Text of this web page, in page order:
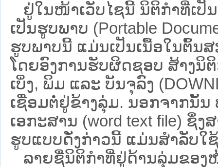
ຢູ່ໃນໜ້າ​ເວັບ​ໄຊ​ນີ້ ນິຕິກຳທີ່ເປັ
ເປັນຮູບພາບ (Portable
ຮູບພາບນີ້ ແມ່ນເປັນເນື້ອໃນຕົ້ນ
ໂດຍອົງການຮັບຜິດຊອບ ສ້າງນິ
ເບິ່ງ, ພິມ ແລະ ບັນຈຸລົງ
ເຊື່ອມຕໍ່ຢູ່ຂ້າງລຸ່ມ. ນອກຈາກນັ້ນ
ເອກະສານ (word text file) ຊຶ່
ຮູບແບບດັ່ງກ່າວນີ້ ແມ່ນສຳລັບໃ
ລາຍຊື່ນິຕິກຳທີ່ຢູ່ດ້ານລຸ່ມຂອງ